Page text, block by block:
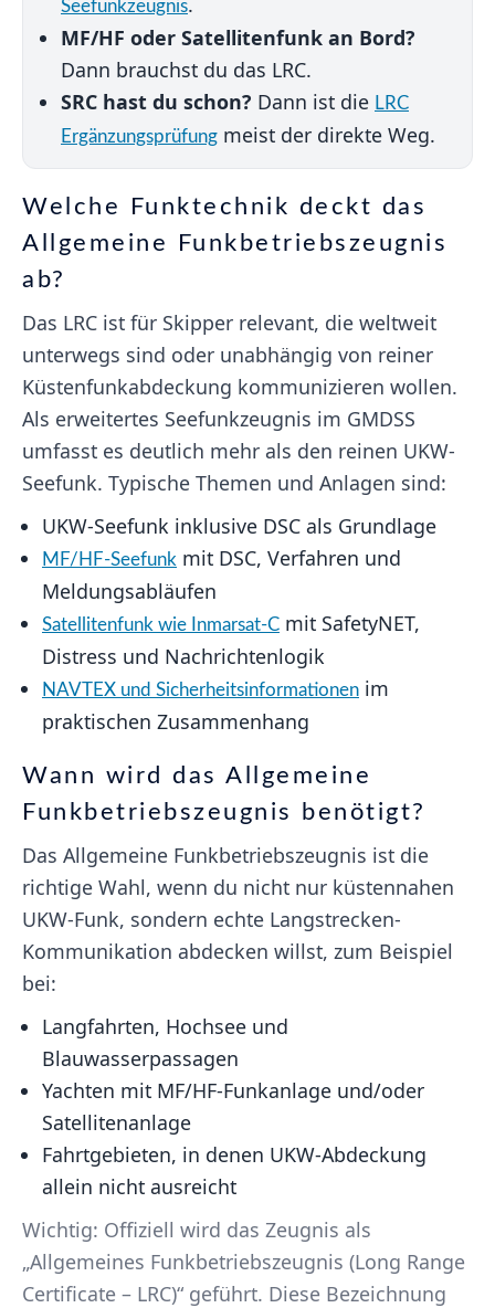
Seefunkzeugnis
MF/HF oder Satellitenfunk an Bord?
Dann brauchst du das LRC.
SRC hast du schon? Dann ist die LRC
Ergänzungsprüfung meist der direkte Weg.
Welche Funktechnik deckt das
Allgemeine Funkbetriebszeugnis
ab?
Das LRC ist für Skipper relevant, die weltweit
unterwegs sind oder unabhängig von reiner
Küstenfunkabdeckung kommunizieren wollen.
Als erweitertes Seefunkzeugnis im GMDSS
umfasst es deutlich mehr als den reinen UKW-
Seefunk. Typische Themen und Anlagen sind:
UKW-Seefunk inklusive DSC als Grundlage
MF/HF-Seefunk mit DSC, Verfahren und
Meldungsabläufen
Satellitenfunk wie Inmarsat-C mit SafetyNET,
Distress und Nachrichtenlogik
NAVTEX und Sicherheitsinformationen im
praktischen Zusammenhang
Wann wird das Allgemeine
Funkbetriebszeugnis benötigt?
Das Allgemeine Funkbetriebszeugnis ist die
richtige Wahl, wenn du nicht nur küstennahen
UKW-Funk, sondern echte Langstrecken-
Kommunikation abdecken willst, zum Beispiel
bei:
Langfahrten, Hochsee und
Blauwasserpassagen
Yachten mit MF/HF-Funkanlage und/oder
Satellitenanlage
Fahrtgebieten, in denen UKW-Abdeckung
allein nicht ausreicht
Wichtig: Offiziell wird das Zeugnis als
„Allgemeines Funkbetriebszeugnis (Long Range
Certificate – LRC)“ geführt. Diese Bezeichnung